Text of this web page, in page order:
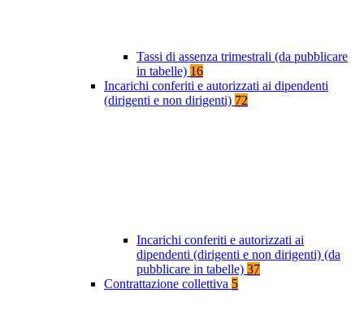
Tassi di assenza trimestrali (da pubblicare
in tabelle) 16
Incarichi conferiti e autorizzati ai dipendenti
(dirigenti e non dirigenti) 72
Incarichi conferiti e autorizzati ai
dipendenti (dirigenti e non dirigenti) (da
pubblicare in tabelle) 37
Contrattazione collettiva 5